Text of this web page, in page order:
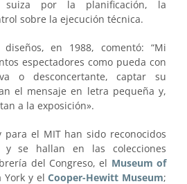
suiza por la planificación, la
sobre la ejecución técnica.
en 1988, comentó: “Mi
espectadores como pueda con
o desconcertante, captar su
el mensaje en letra pequeña y,
a la exposición».
para el MIT han sido reconocidos
se hallan en las colecciones
del Congreso, el Museum of
York y el Cooper-Hewitt Museum;